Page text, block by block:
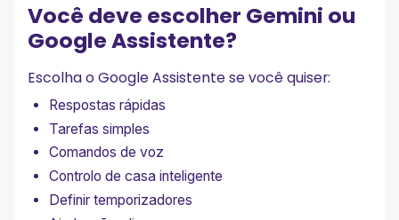
Você deve escolher Gemini ou
Google Assistente?
Escolha o Google Assistente se você quiser:
Respostas rápidas
Tarefas simples
Comandos de voz
Controlo de casa inteligente
Definir temporizadores